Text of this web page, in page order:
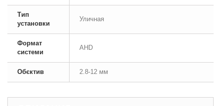
Тип
установки
Уличная
Формат
системи
AHD
Обєктив 2.8-12 мм